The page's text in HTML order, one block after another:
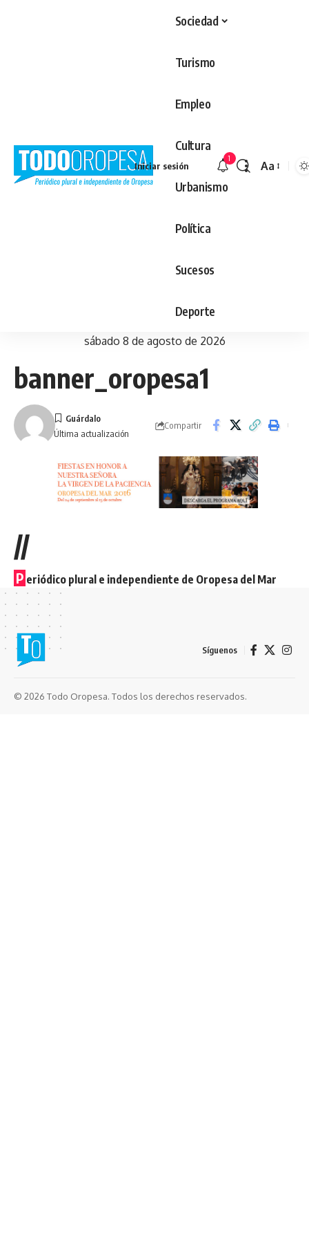
Sociedad
Turismo
Empleo
Cultura
Urbanismo
Política
Sucesos
Deporte
Iniciar sesión
1
Aa
sábado 8 de agosto de 2026
banner_oropesa1
Última actualización
Compartir
//
P eriódico plural e independiente de Oropesa del Mar
Síguenos
© 2026 Todo Oropesa. Todos los derechos reservados.